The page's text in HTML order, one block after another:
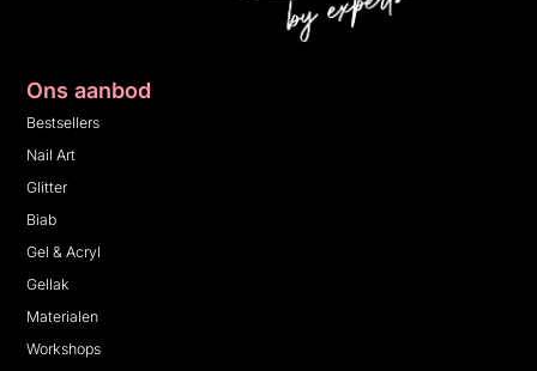
Ons aanbod
Bestsellers
Nail Art
Glitter
Biab
Gel & Acryl
Gellak
Materialen
Workshops